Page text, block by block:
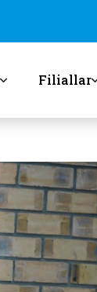
Filiallar